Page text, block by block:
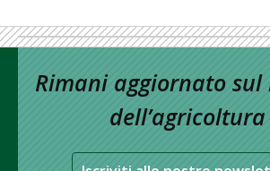
Rimani aggiornato sul
dell’agricoltura